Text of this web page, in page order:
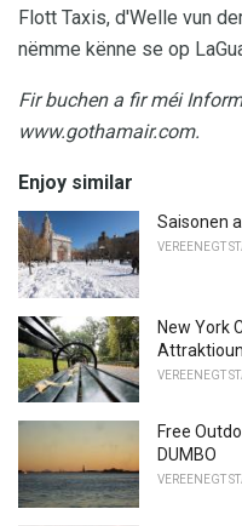
Flott Taxis, d'Welle vun
nëmme kënne se op
Fir buchen a fir méi
www.gothamair.com.
Enjoy similar
Saisonen
VEREENEGT
New York
VEREENEGT
Free
DUMBO
VEREENEGT